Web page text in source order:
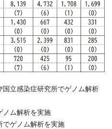
立感染症研究所でゲノム解析
ム解析を実施
ゲノム解析を実施